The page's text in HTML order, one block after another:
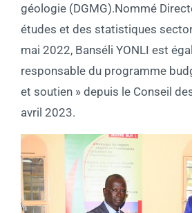
géologie (DGMG).Nommé
études et des statistiques
mai 2022, Banséli YONLI est
responsable du programme
et soutien » depuis le Conseil
avril 2023.